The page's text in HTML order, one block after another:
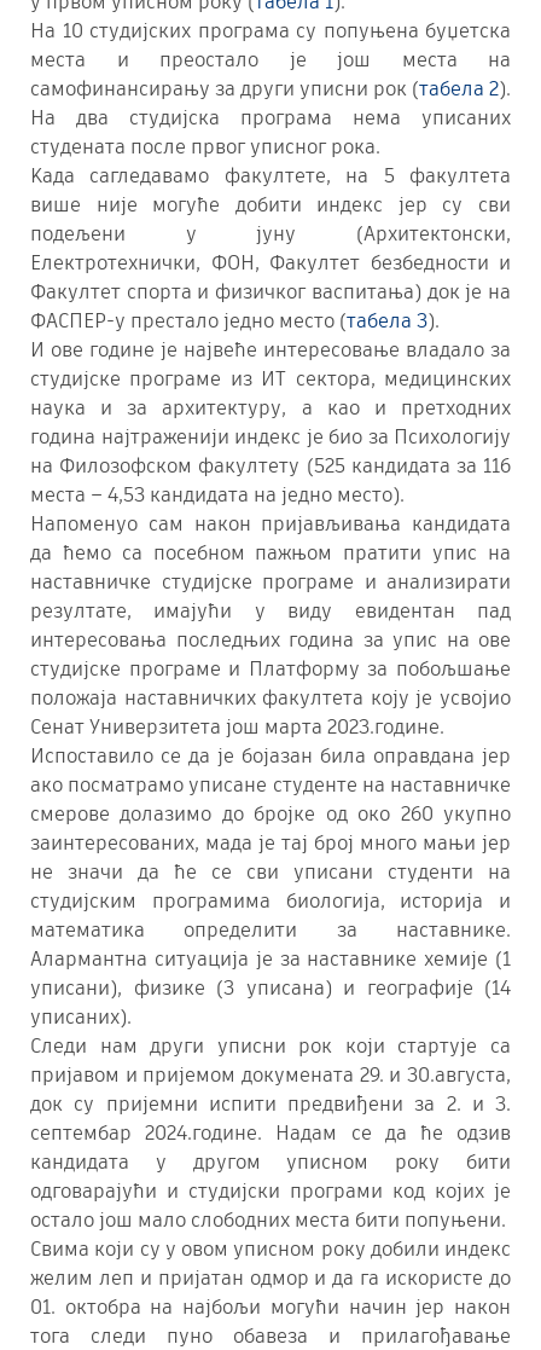
На 10 студијских програма су попуњена буџетска
места и преостало је још места на
самофинансирању за други уписни рок (табела 2).
На два студијска програма нема уписаних
студената после првог уписног рока.
Kада сагледавамо факултете, на 5 факултета
више није могуће добити индекс јер су сви
подељени у јуну (Архитектонски,
Електротехнички, ФОН, Факултет безбедности и
Факултет спорта и физичког васпитања) док је на
ФАСПЕР-у престало једно место (табела 3).
И ове године је највеће интересовање владало за
студијске програме из ИТ сектора, медицинских
наука и за архитектуру, а као и претходних
година најтраженији индекс је био за Психологију
на Филозофском факултету (525 кандидата за 116
места – 4,53 кандидата на једно место).
Напоменуо сам након пријављивања кандидата
да ћемо са посебном пажњом пратити упис на
наставничке студијске програме и анализирати
резултате, имајући у виду евидентан пад
интересовања последњих година за упис на ове
студијске програме и Платформу за побољшање
положаја наставничких факултета коју је усвојио
Сенат Универзитета још марта 2023.године.
Испоставило се да је бојазан била оправдана јер
ако посматрамо уписане студенте на наставничке
смерове долазимо до бројке од око 260 укупно
заинтересованих, мада је тај број много мањи јер
не значи да ће се сви уписани студенти на
студијским програмима биологија, историја и
математика определити за наставнике.
Алармантна ситуација је за наставнике хемије (1
уписани), физике (3 уписана) и географије (14
уписаних).
Следи нам други уписни рок који стартује са
пријавом и пријемом докумената 29. и 30.августа,
док су пријемни испити предвиђени за 2. и 3.
септембар 2024.године. Надам се да ће одзив
кандидата у другом уписном року бити
одговарајући и студијски програми код којих је
остало још мало слободних места бити попуњени.
Свима који су у овом уписном року добили индекс
желим леп и пријатан одмор и да га искористе до
01. октобра на најбољи могући начин јер након
тога следи пуно обавеза и прилагођавање